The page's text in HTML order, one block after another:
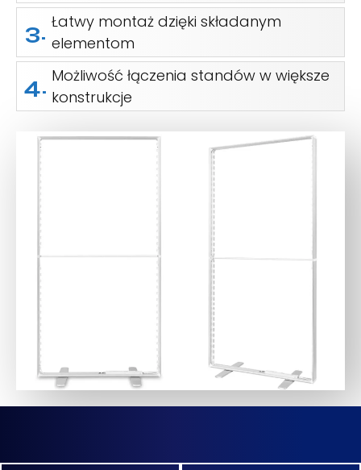
3. Łatwy montaż dzięki składanym
elementom
4. Możliwość łączenia standów w większe
konstrukcje